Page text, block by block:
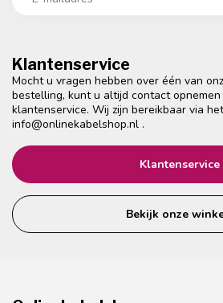
Klantenservice
Mocht u vragen hebben over één van
bestelling, kunt u altijd contact opnemen
klantenservice. Wij zijn bereikbaar via
info@onlinekabelshop.nl .
Klantenservice
Bekijk onze